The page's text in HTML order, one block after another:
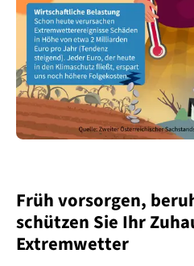
Früh vorsorgen,
schützen Sie Ihr
Extremwetter